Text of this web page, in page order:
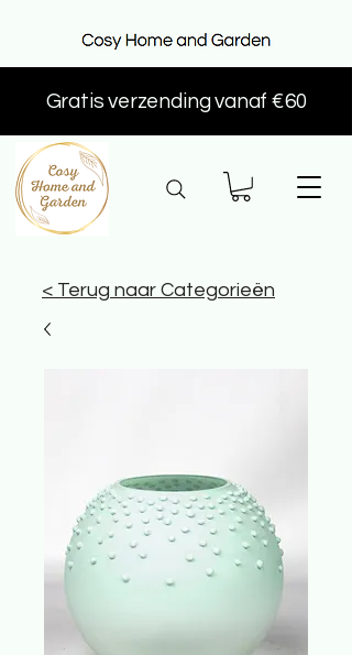
Gratis verzending vanaf €60
< Terug naar Categorieën